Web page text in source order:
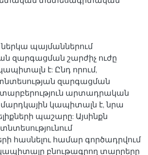
պայմաններում
զարգացման շարժիչ ուժը
է: Ընդ որում,
տնտեսության զարգացման
արտադրական
մարդկային կապիտալն է, նրա
պաշարը: Այսինքն
հասնելու համար գործադրվում
բնութագրող տարրերը